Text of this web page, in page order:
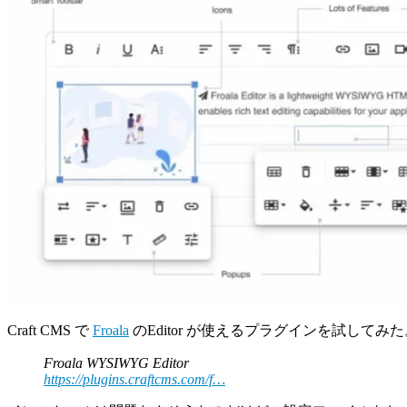
Craft CMS でFroala のEditor が使えるプラグインを試してみた
Froala WYSIWYG Editor
https://plugins.craftcms.com/f…